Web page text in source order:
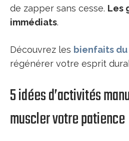
de zapper sans cesse. Les
immédiats.
Découvrez les bienfaits
régénérer votre esprit
5 idées d’activités
muscler votre patience